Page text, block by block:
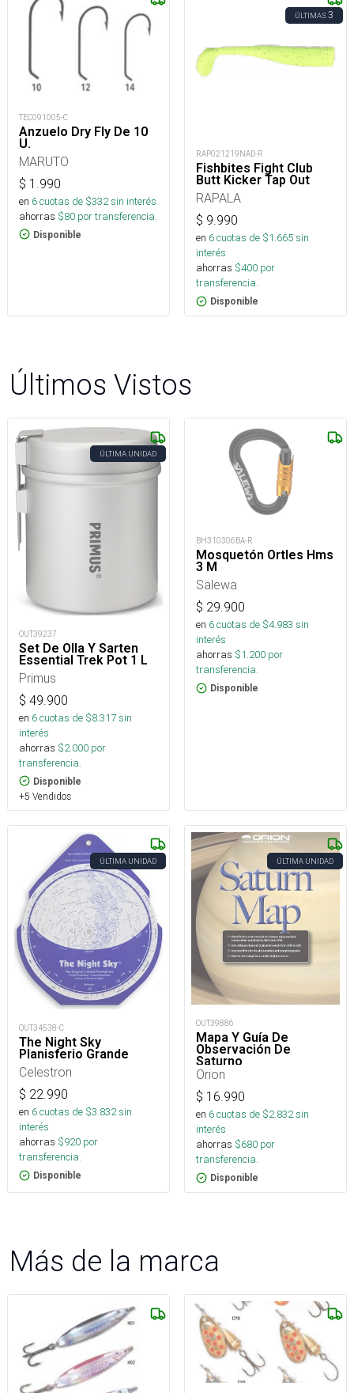
TEC091005-C
Anzuelo Dry Fly De 10
U.
MARUTO
$ 1.990
en 6cuotas de $332sin interés
ahorras $80 por transferencia.
Disponible
ÚLTIMAS3
RAP021219NAD-R
Fishbites Fight Club
Butt Kicker Tap Out
RAPALA
$ 9.990
en 6cuotas de $1.665sin
interés
ahorras $400 por
transferencia.
Disponible
Últimos Vistos
ÚLTIMA UNIDAD
OUT39237
Set De Olla Y Sarten
Essential Trek Pot 1 L
Primus
$ 49.900
en 6cuotas de $8.317sin
interés
ahorras $2.000 por
transferencia.
Disponible
+5 Vendidos
BH310306BA-R
Mosquetón Ortles Hms
3 M
Salewa
$ 29.900
en 6cuotas de $4.983 sin
interés
ahorras $1.200 por
transferencia.
Disponible
ÚLTIMA UNIDAD
OUT34538-C
The Night Sky
Planisferio Grande
Celestron
$ 22.990
en 6cuotas de $3.832sin
interés
ahorras $920 por
transferencia.
Disponible
ÚLTIMA UNIDAD
OUT39886
Mapa Y Guía De
Observación De
Saturno
Orion
$ 16.990
en 6cuotas de $2.832sin
interés
ahorras $680 por
transferencia.
Disponible
Más de la marca